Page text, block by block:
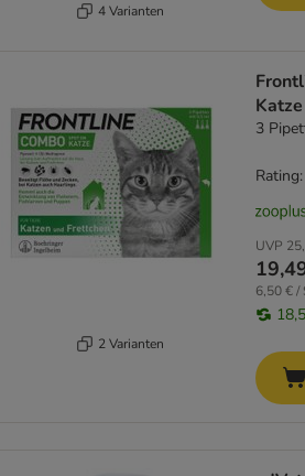
4 Varianten
2 Varianten
Katze
3
UVP
6,50 € /